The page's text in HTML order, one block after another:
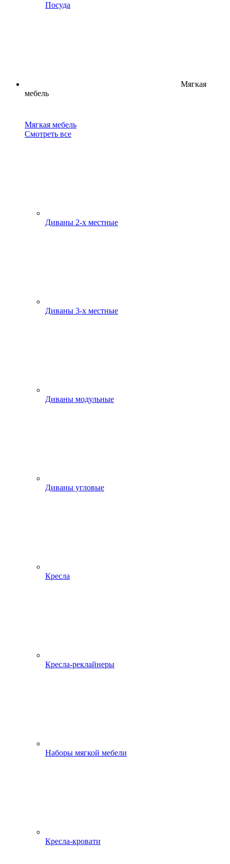
Посуда
Мягкая
мебель
Мягкая мебель
Смотреть все
Диваны 2-х местные
Диваны 3-х местные
Диваны модульные
Диваны угловые
Кресла
Кресла-реклайнеры
Наборы мягкой мебели
Кресла-кровати